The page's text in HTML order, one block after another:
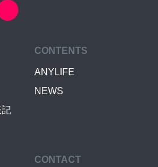
記
CONTENTS
ANYLIFE
NEWS
CONTACT